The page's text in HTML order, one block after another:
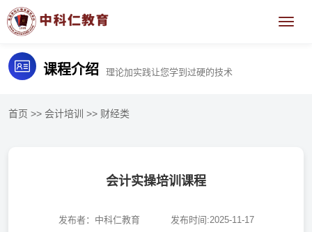
课程介绍 理论加实践让您学到过硬的技术
首页 >> 会计培训 >> 财经类
会计实操培训课程
发布者：中科仁教育 发布时间:2025-11-17